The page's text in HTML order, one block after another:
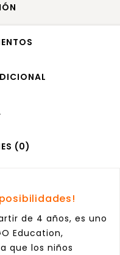
(0)
posibilidades!
de 4 años, es uno
Education,
que los niños